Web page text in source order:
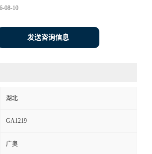
08-10
发送咨询信息
湖北
GA1219
广奥